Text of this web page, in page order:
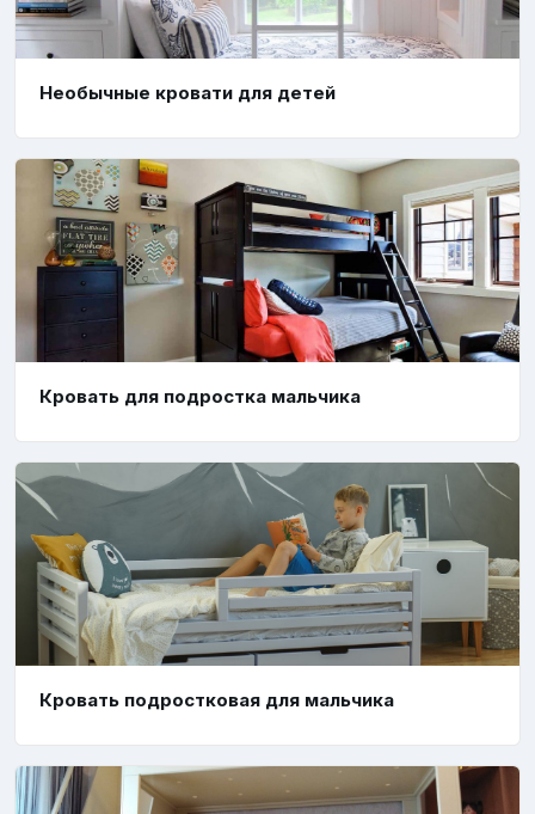
Необычные кровати для детей
Кровать для подростка мальчика
Кровать подростковая для мальчика